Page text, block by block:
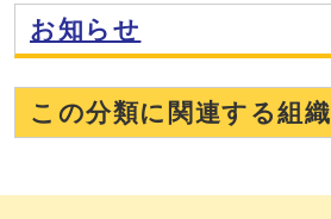
お知らせ
この分類に関連する組織